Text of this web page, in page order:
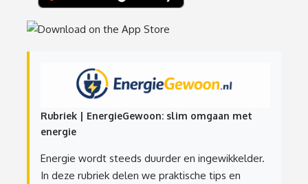
Rubriek | EnergieGewoon: slim omgaan met
energie
Energie wordt steeds duurder en ingewikkelder.
In deze rubriek delen we praktische tips en